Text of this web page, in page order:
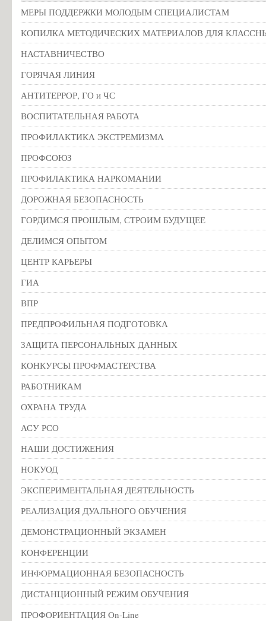
МЕРЫ ПОДДЕРЖКИ МОЛОДЫМ СПЕЦИАЛИСТАМ
КОПИЛКА МЕТОДИЧЕСКИХ МАТЕРИАЛОВ ДЛЯ
НАСТАВНИЧЕСТВО
ГОРЯЧАЯ ЛИНИЯ
АНТИТЕРРОР, ГО и ЧС
ВОСПИТАТЕЛЬНАЯ РАБОТА
ПРОФИЛАКТИКА ЭКСТРЕМИЗМА
ПРОФСОЮЗ
ПРОФИЛАКТИКА НАРКОМАНИИ
ДОРОЖНАЯ БЕЗОПАСНОСТЬ
ГОРДИМСЯ ПРОШЛЫМ, СТРОИМ БУДУЩЕЕ
ДЕЛИМСЯ ОПЫТОМ
ЦЕНТР КАРЬЕРЫ
ГИА
ВПР
ПРЕДПРОФИЛЬНАЯ ПОДГОТОВКА
ЗАЩИТА ПЕРСОНАЛЬНЫХ ДАННЫХ
КОНКУРСЫ ПРОФМАСТЕРСТВА
РАБОТНИКАМ
ОХРАНА ТРУДА
АСУ РСО
НАШИ ДОСТИЖЕНИЯ
НОКУОД
ЭКСПЕРИМЕНТАЛЬНАЯ ДЕЯТЕЛЬНОСТЬ
РЕАЛИЗАЦИЯ ДУАЛЬНОГО ОБУЧЕНИЯ
ДЕМОНСТРАЦИОННЫЙ ЭКЗАМЕН
КОНФЕРЕНЦИИ
ИНФОРМАЦИОННАЯ БЕЗОПАСНОСТЬ
ДИСТАНЦИОННЫЙ РЕЖИМ ОБУЧЕНИЯ
ПРОФОРИЕНТАЦИЯ On-Line